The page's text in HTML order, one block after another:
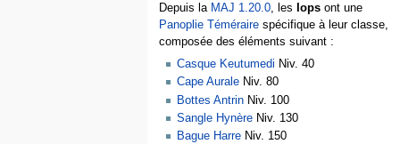
Depuis la MAJ 1.20.0, les Iopsont une
Panoplie Témérairespécifique à leur classe,
composée des éléments suivant :
Casque Keutumedi Niv. 40
Cape Aurale Niv. 80
Bottes Antrin Niv. 100
Sangle Hynère Niv. 130
Bague Harre Niv. 150